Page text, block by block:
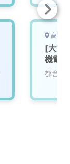
高雄
[大好
機電
都會生